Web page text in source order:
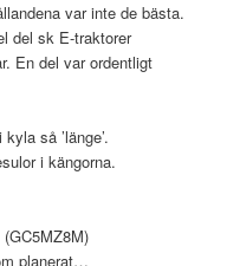
var inte de bästa.
del sk E-traktorer
En del var ordentligt
så ’länge’.
i kängorna.
planerat…